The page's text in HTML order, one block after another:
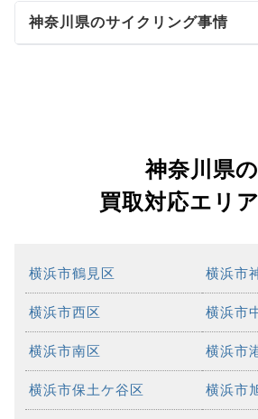
神奈川県のサイクリング事情
神奈川県の
買取対応エリ
横浜市鶴見区 横浜市
横浜市西区 横浜市
横浜市南区 横浜市
横浜市保土ケ谷区 横浜市